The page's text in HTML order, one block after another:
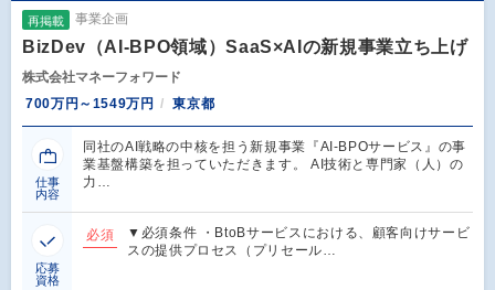
再掲載 事業企画
BizDev（AI-BPO領域）SaaS×AIの新規事業立ち上げ
株式会社マネーフォワード
700万円～1549万円
東京都
仕事
内容
同社のAI戦略の中核を担う新規事業『AI-BPOサービス』の事
業基盤構築を担っていただきます。 AI技術と専門家（人）の
力…
応募
資格
必須
▼必須条件 ・BtoBサービスにおける、顧客向けサービ
スの提供プロセス（プリセール…